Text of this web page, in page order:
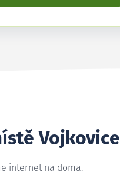
Vojkovice
internet na doma.